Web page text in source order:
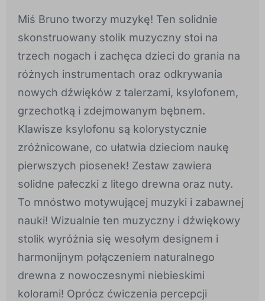
Miś Bruno tworzy muzykę! Ten solidnie
skonstruowany stolik muzyczny stoi na
trzech nogach i zachęca dzieci do grania na
różnych instrumentach oraz odkrywania
nowych dźwięków z talerzami, ksylofonem,
grzechotką i zdejmowanym bębnem.
Klawisze ksylofonu są kolorystycznie
zróżnicowane, co ułatwia dzieciom naukę
pierwszych piosenek! Zestaw zawiera
solidne pałeczki z litego drewna oraz nuty.
To mnóstwo motywującej muzyki i zabawnej
nauki! Wizualnie ten muzyczny i dźwiękowy
stolik wyróżnia się wesołym designem i
harmonijnym połączeniem naturalnego
drewna z nowoczesnymi niebieskimi
kolorami! Oprócz ćwiczenia percepcji